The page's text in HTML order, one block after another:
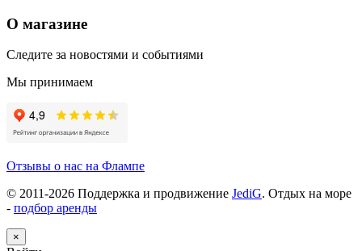
О магазине
Следите за новостями и событиями
Мы принимаем
Отзывы о нас на Флампе
© 2011-2026 Поддержка и продвижение JediG. Отдых на море
- подбор аренды
×